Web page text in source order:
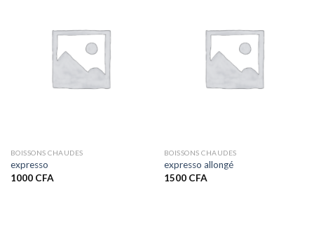
BOISSONS CHAUDES
expresso
1000 CFA
BOISSONS CHAUDES
expresso allongé
1500 CFA